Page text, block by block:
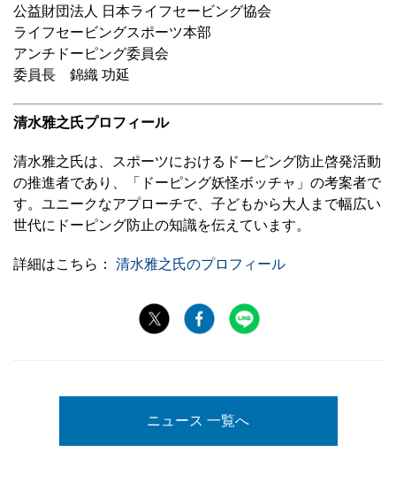
公益財団法人 日本ライフセービング協会
ライフセービングスポーツ本部
アンチドーピング委員会
委員長 錦織 功延
清水雅之氏プロフィール
清水雅之氏は、スポーツにおけるドーピング防止啓発活動
の推進者であり、「ドーピング妖怪ボッチャ」の考案者で
す。ユニークなアプローチで、子どもから大人まで幅広い
世代にドーピング防止の知識を伝えています。
詳細はこちら： 清水雅之氏のプロフィール
ニュース 一覧へ